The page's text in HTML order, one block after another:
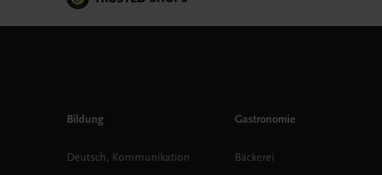
Bildung
Deutsch, Kommunikation
Gastronomie
Bäckerei